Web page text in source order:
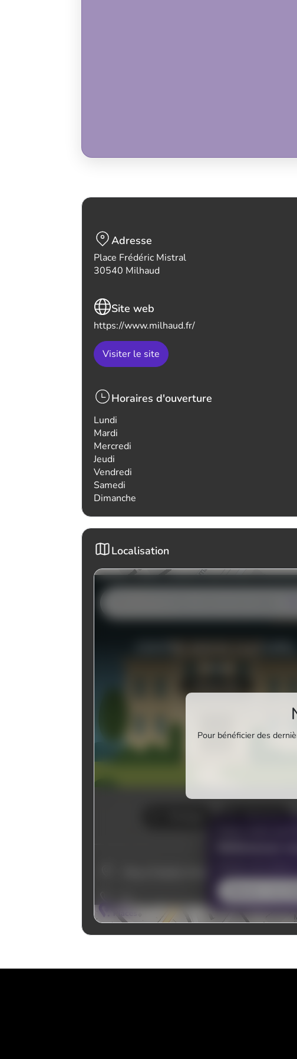
Adresse
Place Frédéric Mistral
30540 Milhaud
Site web
https://www.milhaud.fr/
Visiter le site
Horaires d'ouverture
Lundi
Mardi
Mercredi
Jeudi
Vendredi
Samedi
Dimanche
Localisation